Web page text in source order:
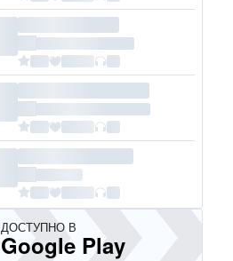
ДОСТУПНО В
Google Play